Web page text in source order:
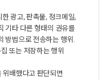
광고, 판촉물, 정크메일,
기타 다른 형태의 권유를
방법으로 전송하는 행위.
또는 저장하는 행위
위배했다고 판단되면